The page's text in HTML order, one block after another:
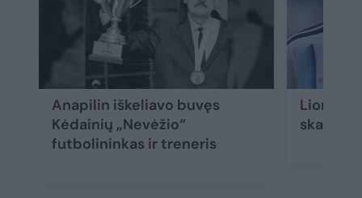
Anapilin iškeliavo buvęs
Kėdainių „Nevėžio“
futbolininkas ir treneris
Lionelio
skaudi